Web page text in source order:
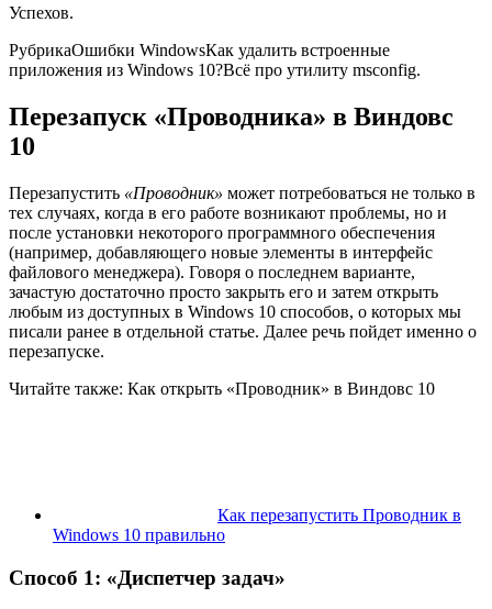
Успехов.
РубрикаОшибки WindowsКак удалить встроенные
приложения из Windows 10?Всё про утилиту msconfig.
Перезапуск «Проводника» в Виндовс
10
Перезапустить «Проводник» может потребоваться не только в
тех случаях, когда в его работе возникают проблемы, но и
после установки некоторого программного обеспечения
(например, добавляющего новые элементы в интерфейс
файлового менеджера). Говоря о последнем варианте,
зачастую достаточно просто закрыть его и затем открыть
любым из доступных в Windows 10 способов, о которых мы
писали ранее в отдельной статье. Далее речь пойдет именно о
перезапуске.
Читайте также: Как открыть «Проводник» в Виндовс 10
Как перезапустить Проводник в
Windows 10 правильно
Способ 1: «Диспетчер задач»